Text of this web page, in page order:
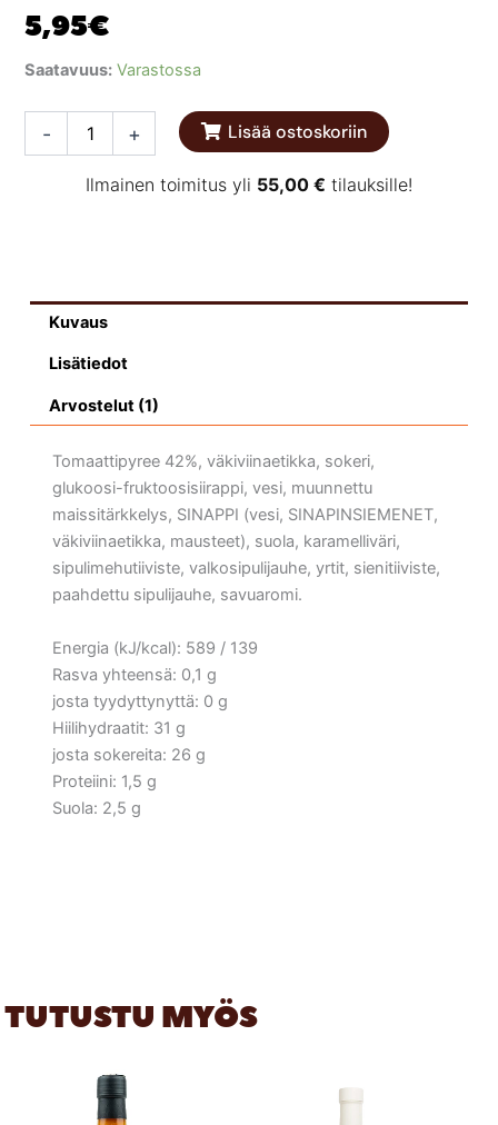
5,95€
Saatavuus: Varastossa
-
Remia
Jack
Smokey
BBQ
+ Lisää ostoskoriin
Ilmainen toimitus yli 55,00 € tilauksille!
Kuvaus
Lisätiedot
Arvostelut (1)
Tomaattipyree 42%, väkiviinaetikka, sokeri,
glukoosi-fruktoosisiirappi, vesi, muunnettu
maissitärkkelys, SINAPPI (vesi, SINAPINSIEMENET,
väkiviinaetikka, mausteet), suola, karamelliväri,
sipulimehutiiviste, valkosipulijauhe, yrtit, sienitiiviste,
paahdettu sipulijauhe, savuaromi.
Energia (kJ/kcal): 589 / 139
Rasva yhteensä: 0,1 g
josta tyydyttynyttä: 0 g
Hiilihydraatit: 31 g
josta sokereita: 26 g
Proteiini: 1,5 g
Suola: 2,5 g
TUTUSTU MYÖS